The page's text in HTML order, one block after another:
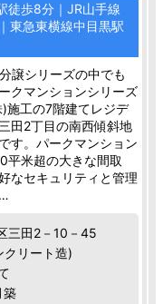
徒歩8分｜JR山手線
東急東横線中目黒駅
譲シリーズの中でも
クマンションシリーズ
施工の7階建てレジデ
田2丁目の南西傾斜地
す。パークマンション
平米超の大きな間取
なセキュリティと管理
三田2－10－45
クリート造)
築